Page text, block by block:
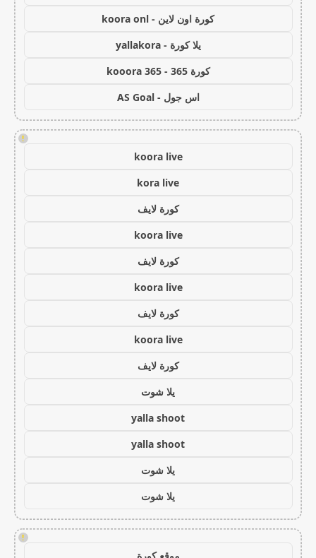
كورة اون لاين - koora onl
يلا كورة - yallakora
كورة 365 - kooora 365
اس جول - AS Goal
!
koora live
kora live
كورة لايف
koora live
كورة لايف
koora live
كورة لايف
koora live
كورة لايف
يلا شوت
yalla shoot
yalla shoot
يلا شوت
يلا شوت
!
موقع كورة